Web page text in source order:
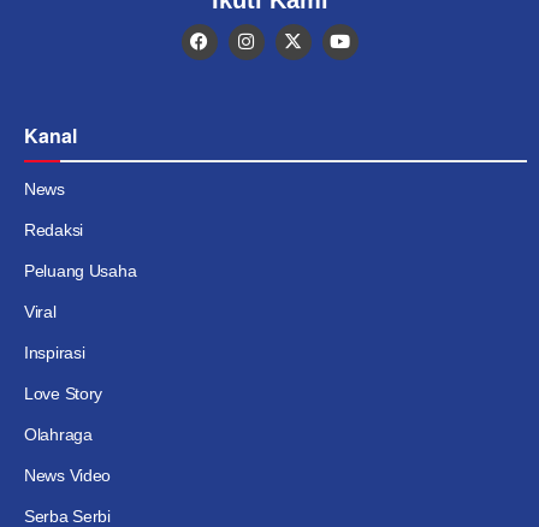
Kanal
News
Redaksi
Peluang Usaha
Viral
Inspirasi
Love Story
Olahraga
News Video
Serba Serbi